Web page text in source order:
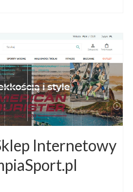
Internetowy